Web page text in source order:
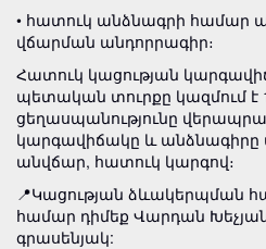
• հատուկ անձնագրի համար
վճարման անդորրագիր։
Հատուկ կացության
պետական տուրքը կազմում է
ցեղասպանությունը
կարգավիճակը և անձնագիրը
անվճար, հատուկ կարգով։
📍Կացության ձևակերպման
համար դիմեք Վարդան
գրասենյակ: